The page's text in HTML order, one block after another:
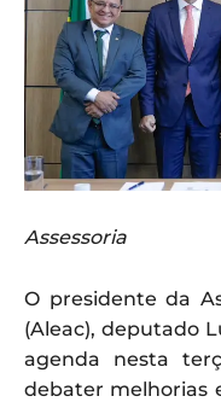
Assessoria
O presidente da
(Aleac), deputado
agenda nesta
debater melhorias